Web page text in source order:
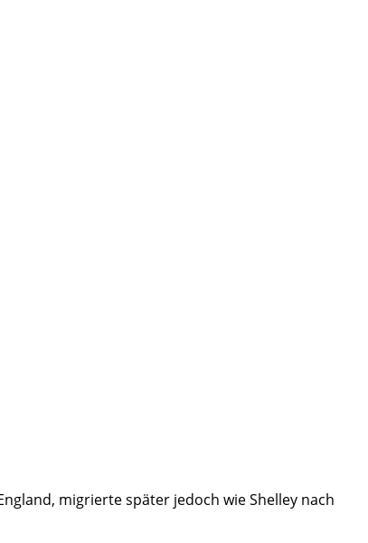
migrierte später jedoch wie Shelley nach